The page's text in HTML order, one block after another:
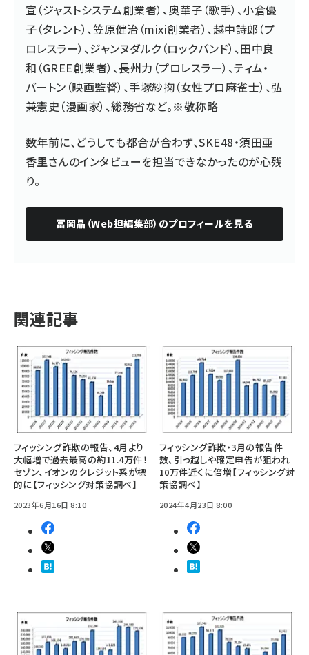
宣（ジャストシステム創業者）、奥華子（歌手）、小倉優
子（タレント）、笠原健治（mixi創業者）、越中詩郎（プ
ロレスラー）、ジャンヌダルク（ロックバンド）、田中良
和（GREE創業者）、長州力（プロレスラー）、ティム・
バートン（映画監督）、手塚紗掬（女性プロ麻雀士）、弘
兼憲史（漫画家）、総務省など。※敬称略
数年前に、どうしても都合が合わず、SKE48・須田亜
香里さんのインタビューを担当できなかったのが心残
り。
冨岡晶（Web担編集部） のプロフィールを見る
関連記事
フィッシング詐欺の報告、4月より
大幅増で過去最高の約11.4万件！
セゾン、イオンのクレジット系が標
的に【フィッシング対策協調べ】
2023年6月16日 8:10
フィッシング詐欺・3月の報告件
数、引っ越しや確定申告が狙われ
10万件近くに倍増【フィッシング対
策協調べ】
2024年4月23日 8:00